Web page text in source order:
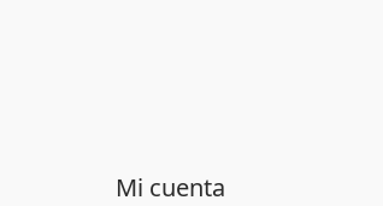
Mi cuenta